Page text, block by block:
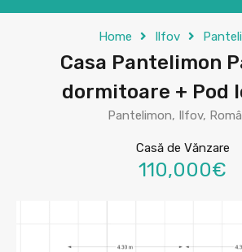
Home Ilfov
Casa Pantelimon
dormitoare + Pod
Pantelimon, Ilfov,
Casă de Vănzare
110,000€